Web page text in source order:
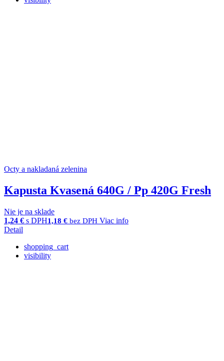
Octy a nakladaná zelenina
Kapusta Kvasená 640G / Pp 420G Fresh
Nie je na sklade
1,24 € s DPH1,18 € bez DPH Viac info
Detail
shopping_cart
visibility